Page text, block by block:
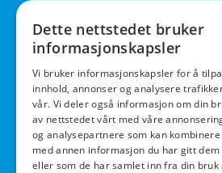
Kort leveringstid. Også på
God service også etter at
fullført.
Butikken drives av folk
Dette nettstedet bruker
informasjonskapsler
Vi bruker informasjonskapsler for å
innhold, annonser og analysere
vår. Vi deler også informasjon om din
av nettstedet vårt med våre
og analysepartnere som kan
med annen informasjon du har gitt dem
eller som de har samlet inn fra din bruk